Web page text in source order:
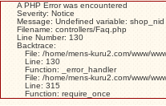
A PHP Error was encountered
Severity: Notice
Message: Undefined variable: shop_nid
Filename: controllers/Faq.php
Line Number: 130
Backtrace:
File: /home/mens-kuru2.com/www/
Line: 130
Function: _error_handler
File: /home/mens-kuru2.com/www/
Line: 315
Function: require_once